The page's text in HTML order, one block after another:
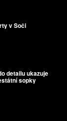
v Soči
detailu ukazuje
sopky